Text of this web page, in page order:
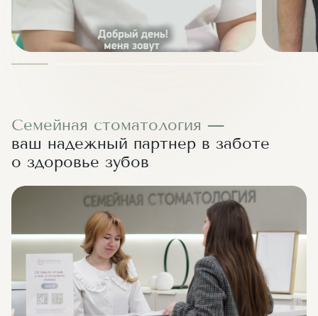
Семейная стоматология —
ваш надежный партнер в заботе
о здоровье зубов